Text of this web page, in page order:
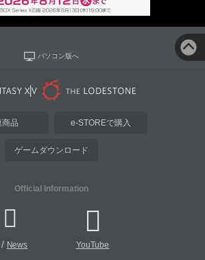
パソコン版へ
商品 e-STOREで購入
ゲームダウンロード
Official Information
News YouTube